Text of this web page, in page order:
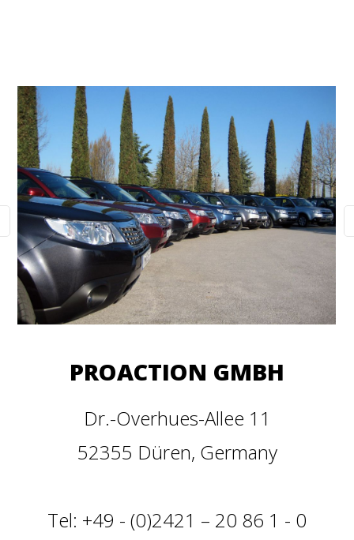
PROACTION GMBH
Dr.-Overhues-Allee 11
52355 Düren, Germany
Tel: +49 - (0)2421 – 20 86 1 - 0